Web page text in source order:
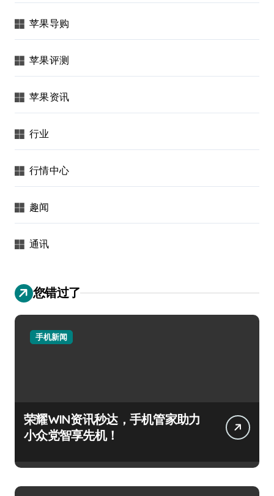
苹果导购
苹果评测
苹果资讯
行业
行情中心
趣闻
通讯
您错过了
手机新闻
荣耀WIN资讯秒达，手机管家助力
小众党智享先机！